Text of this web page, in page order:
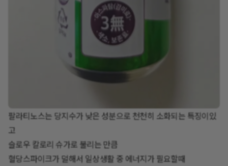
팔라티노스는 당지수가 낮은 성분으로 천천히 소화되는 특징이있
고
슬로우 칼로리 슈가로 불리는 만큼
혈당스파이크가 덜해서 일상생활 중 에너지가 필요할때